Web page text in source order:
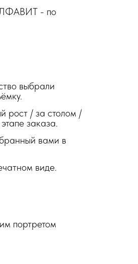
- по
выбрали
рост / за столом /
заказа.
вами в
виде.
портретом